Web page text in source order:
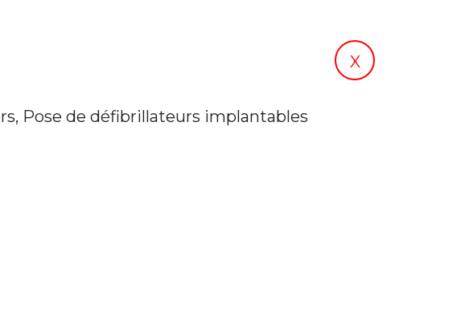
X
Pose de défibrillateurs implantables